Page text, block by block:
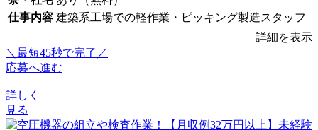
仕事内容 建築系工場での軽作業・ピッキング製造スタッフ
詳細を表示
＼最短45秒で完了／
応募へ進む
詳しく
見る